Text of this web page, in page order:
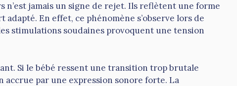
jamais un signe de rejet. Ils reflètent une forme
En effet, ce phénomène s’observe lors de
stimulations soudaines provoquent une tension
Si le bébé ressent une transition trop brutale
par une expression sonore forte. La